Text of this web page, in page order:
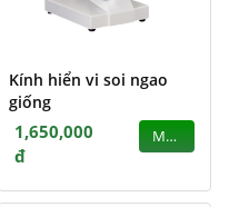
Kính hiển vi soi ngao
giống
1,650,000
đ
MUA